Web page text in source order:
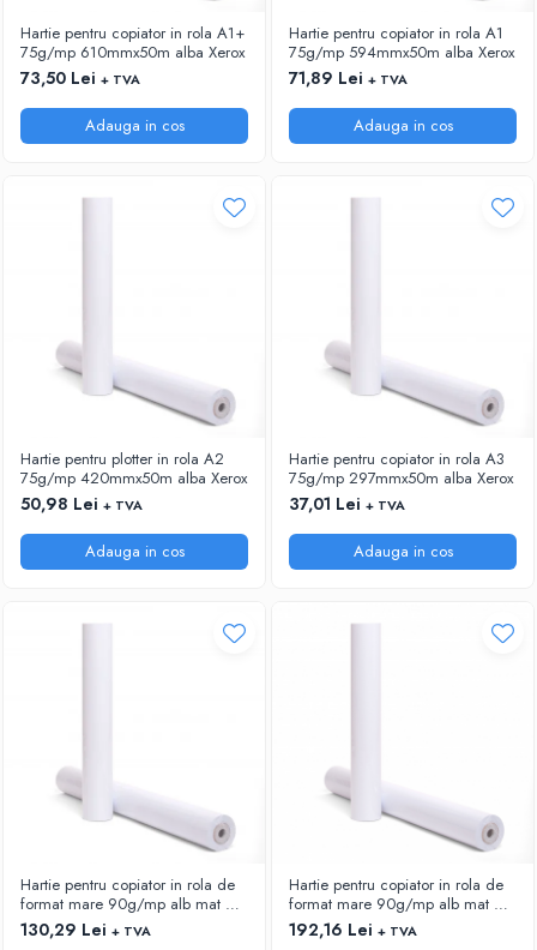
Hartie pentru copiator in rola A1+
75g/mp 610mmx50m alba Xerox
73,50 Lei + TVA
Adauga in cos
Hartie pentru copiator in rola A1
75g/mp 594mmx50m alba Xerox
71,89 Lei + TVA
Adauga in cos
Hartie pentru plotter in rola A2
75g/mp 420mmx50m alba Xerox
50,98 Lei + TVA
Adauga in cos
Hartie pentru copiator in rola A3
75g/mp 297mmx50m alba Xerox
37,01 Lei + TVA
Adauga in cos
Hartie pentru copiator in rola de
format mare 90g/mp alb mat HP
Bright White C6035A 24"
(610mm)x45,7m
130,29 Lei + TVA
Hartie pentru copiator in rola de
format mare 90g/mp alb mat HP
Bright White C6036A 36"
(914mm)x45,7m
192,16 Lei + TVA